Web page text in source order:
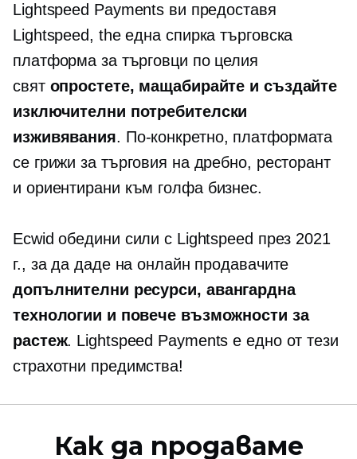
Lightspeed Payments ви предоставя
Lightspeed, theедна спирка търговска
платформа за търговци по целия
свят опростете, мащабирайте и създайте
изключителни потребителски
изживявания. По-конкретно, платформата
се грижи за търговия на дребно, ресторант
и ориентирани към голфабизнес.
Ecwid обедини сили с Lightspeed през 2021
г., за да даде на онлайн продавачите
допълнителни ресурси, авангардна
технологии и повече възможности за
растеж. Lightspeed Payments е едно от тези
страхотни предимства!
Как да продаваме